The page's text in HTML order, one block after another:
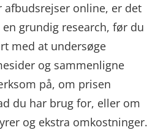
afbudsrejser online, er det
grundig research, før du
med at undersøge
og sammenligne
på, om prisen
du har brug for, eller om
og ekstra omkostninger.